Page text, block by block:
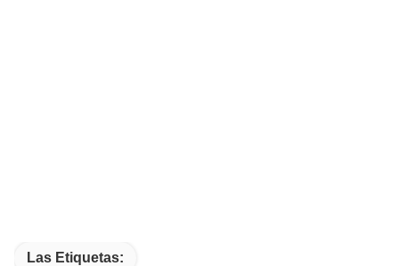
Las Etiquetas: